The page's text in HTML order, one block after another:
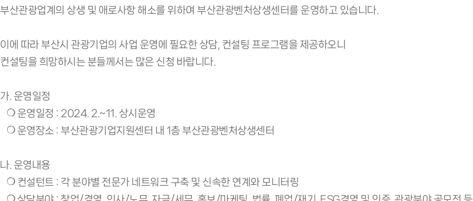
부산관광업계의 상생 및 애로사항 해소를 위하여 부산관광벤처상생센터를 운영하고 있습니다.
이에 따라 부산시 관광기업의 사업 운영에 필요한 상담, 컨설팅 프로그램을 제공하오니
컨설팅을 희망하시는 분들께서는 많은 신청 바랍니다.
가. 운영일정
❍ 운영일정 : 2024. 2.~11. 상시운영
❍ 운영장소 : 부산관광기업지원센터 내 1층 부산관광벤처상생센터
나. 운영내용
❍ 컨설턴트 : 각 분야별 전문가 네트워크 구축 및 신속한 연계와 모니터링